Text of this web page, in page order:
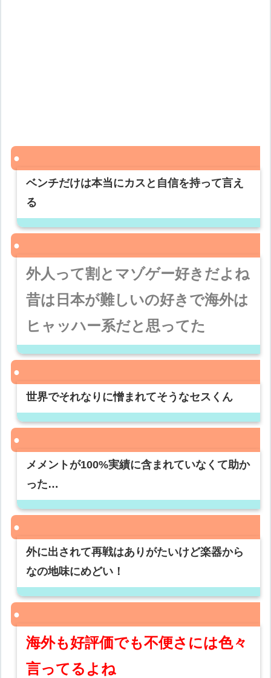
ベンチだけは本当にカスと自信を持って言え
る
外人って割とマゾゲー好きだよね
昔は日本が難しいの好きで海外は
ヒャッハー系だと思ってた
世界でそれなりに憎まれてそうなセスくん
メメントが100%実績に含まれていなくて助か
った…
外に出されて再戦はありがたいけど楽器から
なの地味にめどい！
海外も好評価でも不便さには色々
言ってるよね